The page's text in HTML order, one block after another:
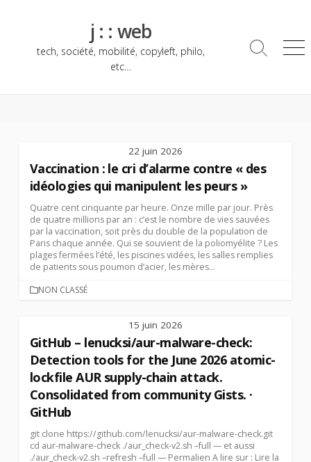
j : : web
tech, société, mobilité, copyleft, philo,
etc…
Search
22 juin 2026
Vaccination : le cri d’alarme contre « des
idéologies qui manipulent les peurs »
Quatre cent cinquante par heure. Onze mille par jour. Près
de quatre millions par an : c’est le nombre de vies sauvées
par la vaccination, soit près du double de la population de
Paris chaque année. Qui se souvient de la poliomyélite ? Les
plages fermées l’été, les piscines vidées, les salles remplies
de patients sous poumon d’acier, les mères...
CATEGORIES
NON CLASSÉ
15 juin 2026
GitHub – lenucksi/aur-malware-check:
Detection tools for the June 2026 atomic-
lockfile AUR supply-chain attack.
Consolidated from community Gists. ·
GitHub
git clone https://github.com/lenucksi/aur-malware-check.git
cd aur-malware-check ./aur_check-v2.sh –full — et aussi
./aur_check-v2.sh –refresh –full — Permalien A lire sur : Lire la